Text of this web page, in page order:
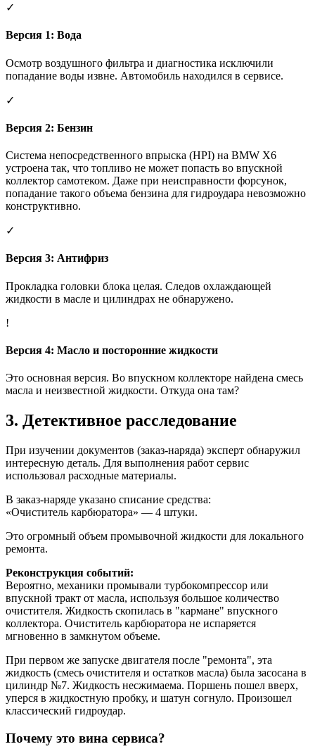
✓
Версия 1: Вода
Осмотр воздушного фильтра и диагностика исключили
попадание воды извне. Автомобиль находился в сервисе.
✓
Версия 2: Бензин
Система непосредственного впрыска (HPI) на BMW X6
устроена так, что топливо не может попасть во впускной
коллектор самотеком. Даже при неисправности форсунок,
попадание такого объема бензина для гидроудара невозможно
конструктивно.
✓
Версия 3: Антифриз
Прокладка головки блока целая. Следов охлаждающей
жидкости в масле и цилиндрах не обнаружено.
!
Версия 4: Масло и посторонние жидкости
Это основная версия. Во впускном коллекторе найдена смесь
масла и неизвестной жидкости. Откуда она там?
3. Детективное расследование
При изучении документов (заказ-наряда) эксперт обнаружил
интересную деталь. Для выполнения работ сервис
использовал расходные материалы.
В заказ-наряде указано списание средства:
«Очиститель карбюратора» — 4 штуки.
Это огромный объем промывочной жидкости для локального
ремонта.
Реконструкция событий:
Вероятно, механики промывали турбокомпрессор или
впускной тракт от масла, используя большое количество
очистителя. Жидкость скопилась в "кармане" впускного
коллектора. Очиститель карбюратора не испаряется
мгновенно в замкнутом объеме.
При первом же запуске двигателя после "ремонта", эта
жидкость (смесь очистителя и остатков масла) была засосана в
цилиндр №7. Жидкость несжимаема. Поршень пошел вверх,
уперся в жидкостную пробку, и шатун согнуло. Произошел
классический гидроудар.
Почему это вина сервиса?